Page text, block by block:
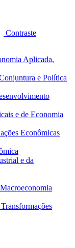
Contraste
Aplicada,
e Política
e de Economia
Econômicas
e da